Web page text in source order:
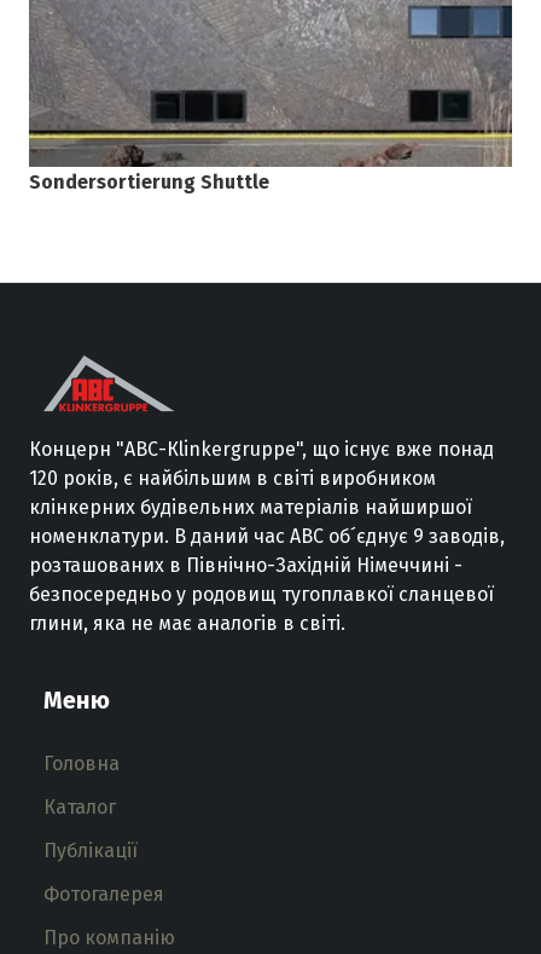
Sondersortierung Shuttle
Концерн "АВС-Кlinkergruppe", що існує вже понад
120 років, є найбільшим в світі виробником
клінкерних будівельних матеріалів найширшої
номенклатури. В даний час ABC об´єднує 9 заводів,
розташованих в Північно-Західній Німеччині -
безпосередньо у родовищ тугоплавкої сланцевої
глини, яка не має аналогів в світі.
Меню
Головна
Каталог
Публікації
Фотогалерея
Про компанію